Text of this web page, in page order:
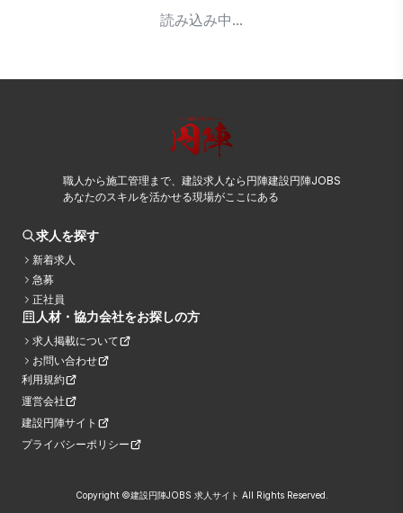
読み込み中...
職人から施工管理まで、建設求人なら円陣建設円陣JOBS
あなたのスキルを活かせる現場がここにある
求人を探す
新着求人
急募
正社員
人材・協力会社をお探しの方
求人掲載について
お問い合わせ
利用規約
運営会社
建設円陣サイト
プライバシーポリシー
Copyright ©建設円陣JOBS 求人サイト All Rights Reserved.